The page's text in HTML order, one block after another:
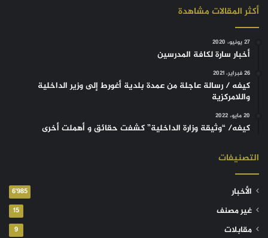
أكثر المقالات مشاهدة
27 يونيو، 2020
أخبار سارة لكافة المدرسين
26 فبراير، 2021
كيفه / رسالة عاجلة من عمدة بلدية أغورط إلى وزير الداخلية
واللامركزية
20 مايو، 2022
كيفه/ “وثيقة وزارة الداخلية” كشفت حقائق و أهملت أخرى
التصنيفات
الأخبار 6٬985
غير مصنف 15
مقابلات 9